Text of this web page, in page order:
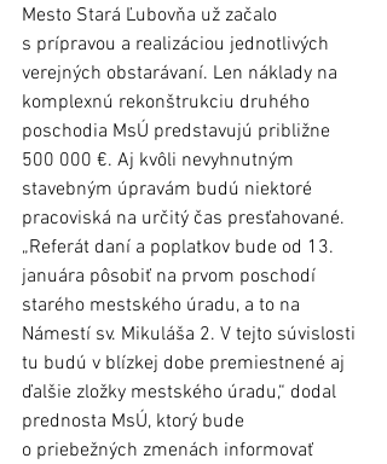
Mesto Stará Ľubovňa už začalo
s prípravou a realizáciou jednotlivých
verejných obstarávaní. Len náklady na
komplexnú rekonštrukciu druhého
poschodia MsÚ predstavujú približne
500 000 €. Aj kvôli nevyhnutným
stavebným úpravám budú niektoré
pracoviská na určitý čas presťahované.
„Referát daní a poplatkov bude od 13.
januára pôsobiť na prvom poschodí
starého mestského úradu, a to na
Námestí sv. Mikuláša 2. V tejto súvislosti
tu budú v blízkej dobe premiestnené aj
ďalšie zložky mestského úradu,“ dodal
prednosta MsÚ, ktorý bude
o priebežných zmenách informovať